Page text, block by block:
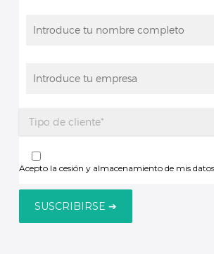
Acepto la cesión y almacenamiento de mis datos